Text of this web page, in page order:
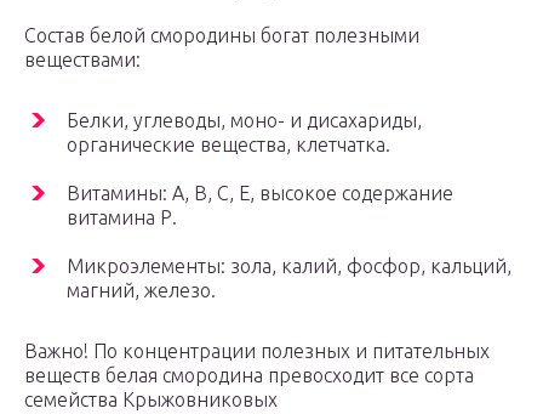
Состав белой смородины богат полезными
веществами:
Белки, углеводы, моно- и дисахариды,
органические вещества, клетчатка.
Витамины: А, В, С, Е, высокое содержание
витамина Р.
Микроэлементы: зола, калий, фосфор, кальций,
магний, железо.
Важно! По концентрации полезных и питательных
веществ белая смородина превосходит все сорта
семейства Крыжовниковых